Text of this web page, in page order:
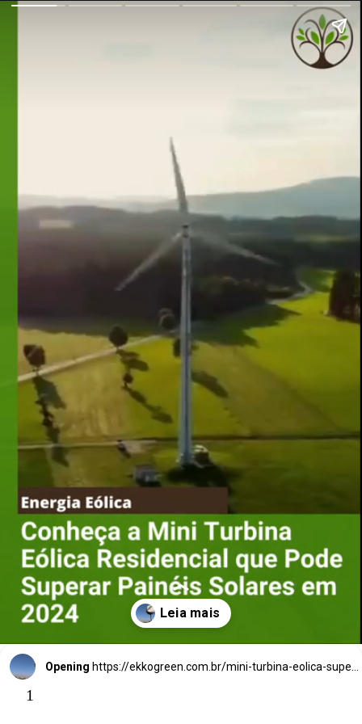
Conheça a M
ini
Turbina Eólica
Residencial que
Pode Superar
Painéis Solares
Opening https://ekkogreen.com.br/mini-turbina-eolica-supera-paineis-solares/
1